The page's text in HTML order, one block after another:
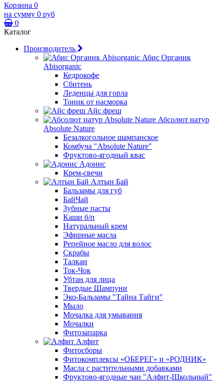
Корзина 0
на сумму 0 руб
0
Каталог
Производитель
Абис Органик
Abisorganic
Кедрокофе
Сбитень
Леденцы для горла
Тоник от насморка
Айс фреш
Абсолют натур
Absolute Nature
Безалкогольное шампанское
Комбуча "Absolute Nature"
Фруктово-ягодный квас
Адонис
Крем-свечи
Алтын Бай
Бальзамы для губ
БайЧай
Зубные пасты
Каши б/п
Натуральный крем
Эфирные масла
Репейное масло для волос
Скрабы
Талкан
Ток-Чок
Убтан для лица
Твердые Шампуни
Эко-Бальзамы "Тайна Тайги"
Мыло
Мочалка для умывания
Мочалки
Фитозапарка
Алфит
Фитосборы
Фитокомплексы «ОБЕРЕГ» и «РОДНИК»
Масла с растительными добавками
Фруктово-ягодные чаи "Алфит-Школьный"